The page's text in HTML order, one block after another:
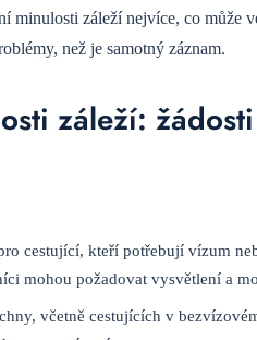
minulosti záleží nejvíce, co
než je samotný záznam.
záleží:
cestující, kteří potřebují vízum
mohou požadovat vysvětlení a
včetně cestujících v